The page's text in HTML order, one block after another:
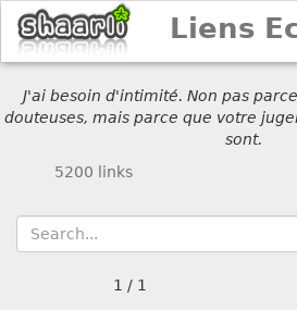
Liens
J'ai besoin d'intimité. Non pas
douteuses, mais parce que votre
sont.
5200 links
1 / 1